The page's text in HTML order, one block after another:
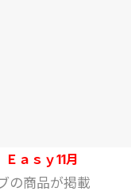
ａｓｙ11月
の商品が掲載